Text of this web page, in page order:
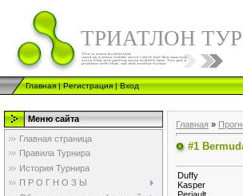
ТРИАТЛОН
Главная|Регистрация|Вход
Меню сайта
Главная страница
Правила Турнира
История Турнира
П Р О Г Н О З Ы
Главная »
#1
Duffy
Kasper